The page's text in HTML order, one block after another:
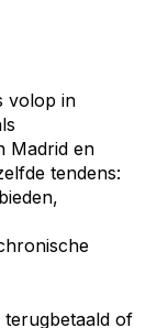
volop in
Madrid en
tendens:
terugbetaald of